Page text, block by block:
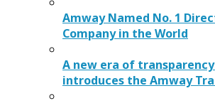
Amway Named No. 1
Company in the World
A new era of
introduces the Amway